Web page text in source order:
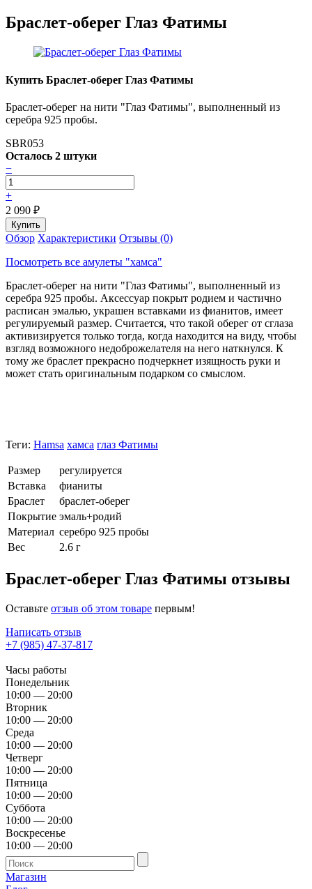
Браслет-оберег Глаз Фатимы
Купить Браслет-оберег Глаз Фатимы
Браслет-оберег на нити "Глаз Фатимы", выполненный из
серебра 925 пробы.
SBR053
Осталось 2 штуки
−
+
2 090 ₽
Обзор Характеристики Отзывы (0)
Посмотреть все амулеты "хамса"
Браслет-оберег на нити "Глаз Фатимы", выполненный из
серебра 925 пробы. Аксессуар покрыт родием и частично
расписан эмалью, украшен вставками из фианитов, имеет
регулируемый размер. Считается, что такой оберег от сглаза
активизируется только тогда, когда находится на виду, чтобы
взгляд возможного недоброжелателя на него наткнулся. К
тому же браслет прекрасно подчеркнет изящность руки и
может стать оригинальным подарком со смыслом.
Теги: Hamsa хамса глаз Фатимы
Размер
регулируется
Вставка
фианиты
Браслет
браслет-оберег
Покрытие эмаль+родий
Материал серебро 925 пробы
Вес
2.6 г
Браслет-оберег Глаз Фатимы отзывы
Оставьте отзыв об этом товаре первым!
Написать отзыв
+7 (985) 47-37-817
Часы работы
Понедельник
10:00 — 20:00
Вторник
10:00 — 20:00
Среда
10:00 — 20:00
Четверг
10:00 — 20:00
Пятница
10:00 — 20:00
Суббота
10:00 — 20:00
Воскресенье
10:00 — 20:00
Магазин